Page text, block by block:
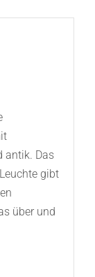
antik. Das
gibt
über und